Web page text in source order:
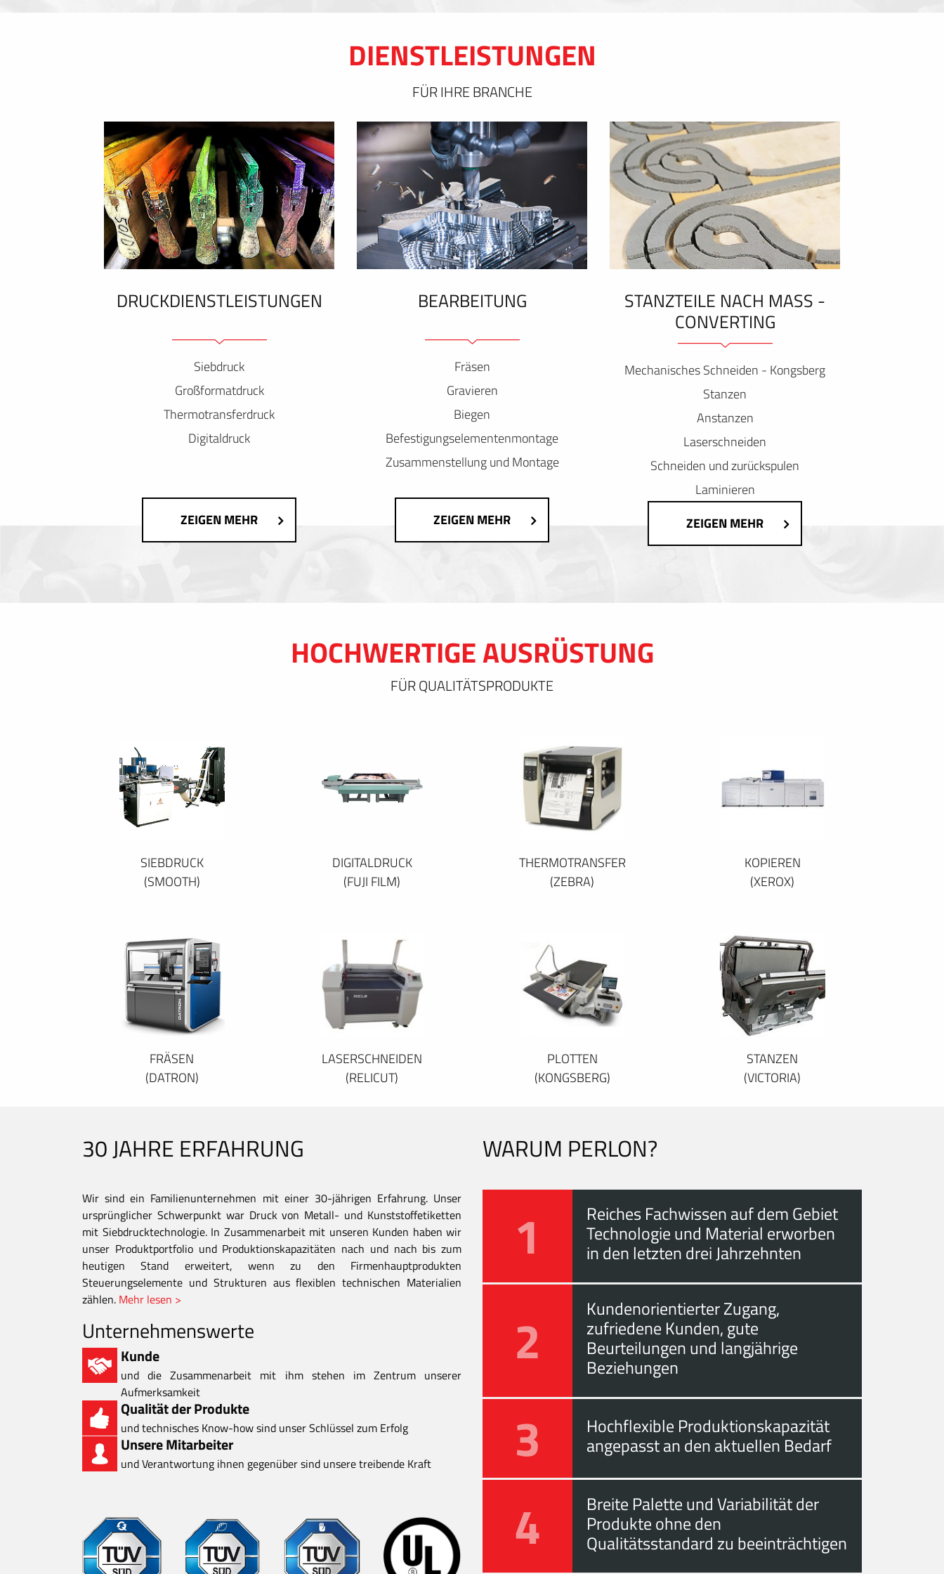
DIENSTLEISTUNGEN
FÜR IHRE BRANCHE
DRUCKDIENSTLEISTUNGEN
Siebdruck
Großformatdruck
Thermotransferdruck
Digitaldruck
ZEIGEN MEHR
BEARBEITUNG
Fräsen
Gravieren
Biegen
Befestigungselementenmontage
Zusammenstellung und Montage
ZEIGEN MEHR
STANZTEILE NACH MASS - C
ONVERTING
Mechanisches Schneiden - Kongsberg
Stanzen
Anstanzen
Laserschneiden
Schneiden und zurückspulen
Laminieren
ZEIGEN MEHR
HOCHWERTIGE AUSRÜSTUNG
FÜR QUALITÄTSPRODUKTE
SIEBDRUCK
(SMOOTH)
DIGITALDRUCK
(FUJI FILM)
THERMOTRANSFER
(ZEBRA)
KOPIEREN
(XEROX)
FRÄSEN
(DATRON)
LASERSCHNEIDEN
(RELICUT)
PLOTTEN
(KONGSBERG)
STANZEN
(VICTORIA)
30 JAHRE ERFAHRUNG
Wir sind ein Familienunternehmen mit einer 30-jährigen Erfahrung. Unser
ursprünglicher Schwerpunkt war Druck von Metall- und Kunststoffetiketten
mit Siebdrucktechnologie. In Zusammenarbeit mit unseren Kunden haben wir
unser Produktportfolio und Produktionskapazitäten nach und nach bis zum
heutigen Stand erweitert, wenn zu den Firmenhauptprodukten
Steuerungselemente und Strukturen aus flexiblen technischen Materialien
zählen. Mehr lesen >
Unternehmenswerte
Kunde
und die Zusammenarbeit mit ihm stehen im Zentrum unserer
Aufmerksamkeit
Qualität der Produkte
und technisches Know-how sind unser Schlüssel zum Erfolg
Unsere Mitarbeiter
und Verantwortung ihnen gegenüber sind unsere treibende Kraft
WARUM PERLON?
1 Reiches Fachwissen auf dem Gebiet
Technologie und Material erworben
in den letzten drei Jahrzehnten
2 Kundenorientierter Zugang,
zufriedene Kunden, gute
Beurteilungen und langjährige
Beziehungen
3 Hochflexible Produktionskapazität
angepasst an den aktuellen Bedarf
4 Breite Palette und Variabilität der
Produkte ohne den
Qualitätsstandard zu beeinträchtigen